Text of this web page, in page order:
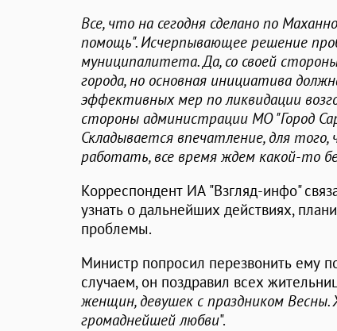
Все, что на сегодня сделано по
помощь". Исчерпывающее решение
муниципалитета. Да, со своей
города, но основная инициатива
эффективных мер по ликвидации
стороны администрации МО "Город
Складывается впечатление, для
работать, все время ждем какой-то
Корреспондент ИА "Взгляд-инфо"
узнать о дальнейших действиях,
проблемы.
Министр попросил перезвонить ему
случаем, он поздравил всех
женщин, девушек с праздником
громаднейшей любви".